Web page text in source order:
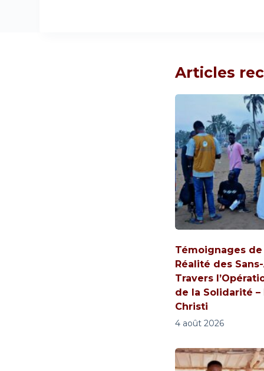
Articles
Témoignages de
Réalité des
Travers
de la Solidarité –
Christi
4 août 2026